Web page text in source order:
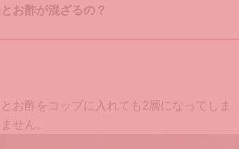
お酢が混ざるの？
お酢をコップに入れても2層になってしま
せん。